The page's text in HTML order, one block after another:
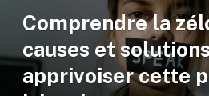
Comprendre la
causes et
apprivoiser cette